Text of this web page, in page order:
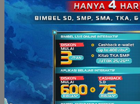
rumusnya beda, guys. Coba perhatikan